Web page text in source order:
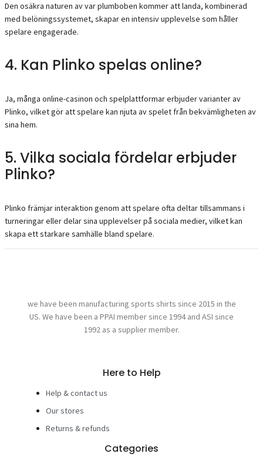
Den osäkra naturen av var plumboben kommer att landa, kombinerad
med belöningssystemet, skapar en intensiv upplevelse som håller
spelare engagerade.
4. Kan Plinko spelas online?
Ja, många online-casinon och spelplattformar erbjuder varianter av
Plinko, vilket gör att spelare kan njuta av spelet från bekvämligheten av
sina hem.
5. Vilka sociala fördelar erbjuder
Plinko?
Plinko främjar interaktion genom att spelare ofta deltar tillsammans i
turneringar eller delar sina upplevelser på sociala medier, vilket kan
skapa ett starkare samhälle bland spelare.
we have been manufacturing sports shirts since 2015 in the
US. We have been a PPAI member since 1994 and ASI since
1992 as a supplier member.
Here to Help
Help & contact us
Our stores
Returns & refunds
Categories